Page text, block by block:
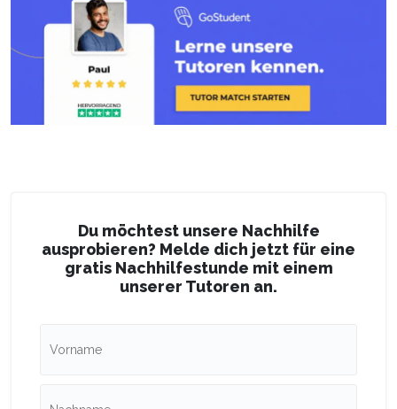
Du möchtest unsere Nachhilfe
ausprobieren? Melde dich jetzt für eine
gratis Nachhilfestunde mit einem
unserer Tutoren an.